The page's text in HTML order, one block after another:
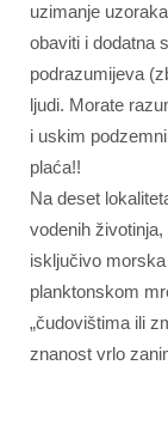
uzimanje
obaviti i dodatna
podrazumijeva
ljudi. Morate
i uskim
plaća!!
Na deset
vodenih
isključivo
planktonskom
„čudovištima ili
znanost vrlo